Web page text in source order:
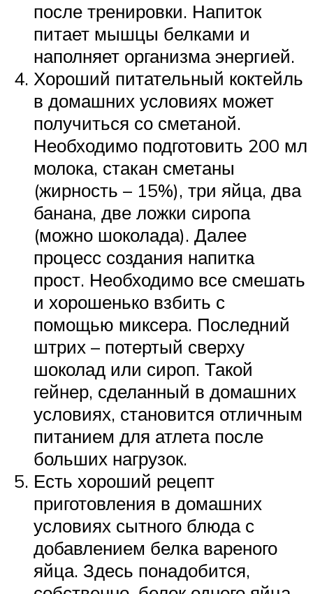
после тренировки. Напиток
питает мышцы белками и
наполняет организма энергией.
Хороший питательный коктейль
в домашних условиях может
получиться со сметаной.
Необходимо подготовить 200 мл
молока, стакан сметаны
(жирность – 15%), три яйца, два
банана, две ложки сиропа
(можно шоколада). Далее
процесс создания напитка
прост. Необходимо все смешать
и хорошенько взбить с
помощью миксера. Последний
штрих – потертый сверху
шоколад или сироп. Такой
гейнер, сделанный в домашних
условиях, становится отличным
питанием для атлета после
больших нагрузок.
Есть хороший рецепт
приготовления в домашних
условиях сытного блюда с
добавлением белка вареного
яйца. Здесь понадобится,